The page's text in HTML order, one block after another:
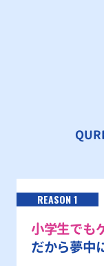
REASON 1
小学生でも
だから夢中